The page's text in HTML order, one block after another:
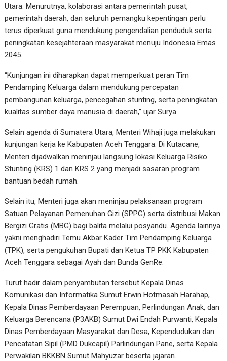
Utara. Menurutnya, kolaborasi antara pemerintah pusat,
pemerintah daerah, dan seluruh pemangku kepentingan perlu
terus diperkuat guna mendukung pengendalian penduduk serta
peningkatan kesejahteraan masyarakat menuju Indonesia Emas
2045.
“Kunjungan ini diharapkan dapat memperkuat peran Tim
Pendamping Keluarga dalam mendukung percepatan
pembangunan keluarga, pencegahan stunting, serta peningkatan
kualitas sumber daya manusia di daerah,” ujar Surya.
Selain agenda di Sumatera Utara, Menteri Wihaji juga melakukan
kunjungan kerja ke Kabupaten Aceh Tenggara. Di Kutacane,
Menteri dijadwalkan meninjau langsung lokasi Keluarga Risiko
Stunting (KRS) 1 dan KRS 2 yang menjadi sasaran program
bantuan bedah rumah.
Selain itu, Menteri juga akan meninjau pelaksanaan program
Satuan Pelayanan Pemenuhan Gizi (SPPG) serta distribusi Makan
Bergizi Gratis (MBG) bagi balita melalui posyandu. Agenda lainnya
yakni menghadiri Temu Akbar Kader Tim Pendamping Keluarga
(TPK), serta pengukuhan Bupati dan Ketua TP PKK Kabupaten
Aceh Tenggara sebagai Ayah dan Bunda GenRe.
Turut hadir dalam penyambutan tersebut Kepala Dinas
Komunikasi dan Informatika Sumut Erwin Hotmasah Harahap,
Kepala Dinas Pemberdayaan Perempuan, Perlindungan Anak, dan
Keluarga Berencana (P3AKB) Sumut Dwi Endah Purwanti, Kepala
Dinas Pemberdayaan Masyarakat dan Desa, Kependudukan dan
Pencatatan Sipil (PMD Dukcapil) Parlindungan Pane, serta Kepala
Perwakilan BKKBN Sumut Mahyuzar beserta jajaran.